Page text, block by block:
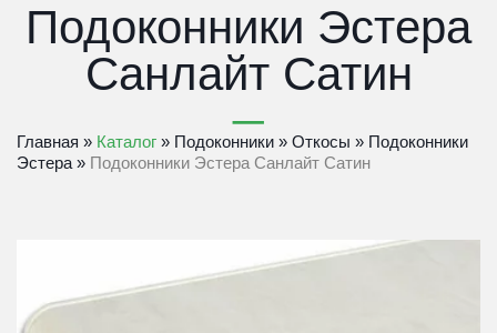
Подоконники Эстера
Санлайт Сатин
Главная » Каталог » Подоконники » Откосы » Подоконники
Эстера » Подоконники Эстера Санлайт Сатин